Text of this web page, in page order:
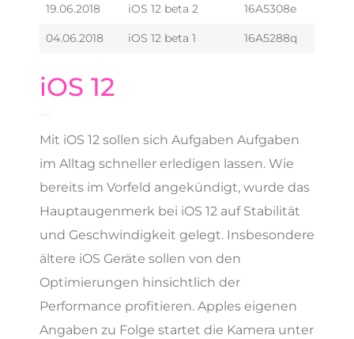
19.06.2018 iOS 12 beta 2 16A5308e
04.06.2018 iOS 12 beta 1 16A5288q
iOS 12
Mit iOS 12 sollen sich Aufgaben Aufgaben
im Alltag schneller erledigen lassen. Wie
bereits im Vorfeld angekündigt, wurde das
Hauptaugenmerk bei iOS 12 auf Stabilität
und Geschwindigkeit gelegt. Insbesondere
ältere iOS Geräte sollen von den
Optimierungen hinsichtlich der
Performance profitieren. Apples eigenen
Angaben zu Folge startet die Kamera unter